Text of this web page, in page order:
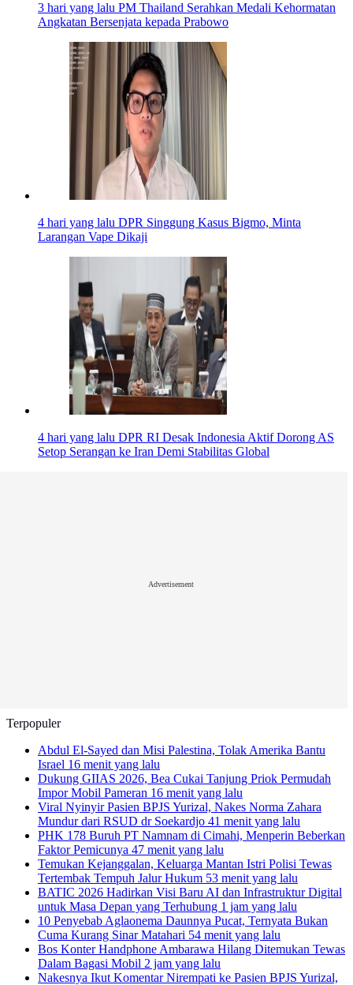
3 hari yang lalu PM Thailand Serahkan Medali Kehormatan
Angkatan Bersenjata kepada Prabowo
4 hari yang lalu DPR Singgung Kasus Bigmo, Minta
Larangan Vape Dikaji
4 hari yang lalu DPR RI Desak Indonesia Aktif Dorong AS
Setop Serangan ke Iran Demi Stabilitas Global
Advertisement
Terpopuler
Abdul El-Sayed dan Misi Palestina, Tolak Amerika Bantu
Israel 16 menit yang lalu
Dukung GIIAS 2026, Bea Cukai Tanjung Priok Permudah
Impor Mobil Pameran 16 menit yang lalu
Viral Nyinyir Pasien BPJS Yurizal, Nakes Norma Zahara
Mundur dari RSUD dr Soekardjo 41 menit yang lalu
PHK 178 Buruh PT Namnam di Cimahi, Menperin Beberkan
Faktor Pemicunya 47 menit yang lalu
Temukan Kejanggalan, Keluarga Mantan Istri Polisi Tewas
Tertembak Tempuh Jalur Hukum 53 menit yang lalu
BATIC 2026 Hadirkan Visi Baru AI dan Infrastruktur Digital
untuk Masa Depan yang Terhubung 1 jam yang lalu
10 Penyebab Aglaonema Daunnya Pucat, Ternyata Bukan
Cuma Kurang Sinar Matahari 54 menit yang lalu
Bos Konter Handphone Ambarawa Hilang Ditemukan Tewas
Dalam Bagasi Mobil 2 jam yang lalu
Nakesnya Ikut Komentar Nirempati ke Pasien BPJS Yurizal,